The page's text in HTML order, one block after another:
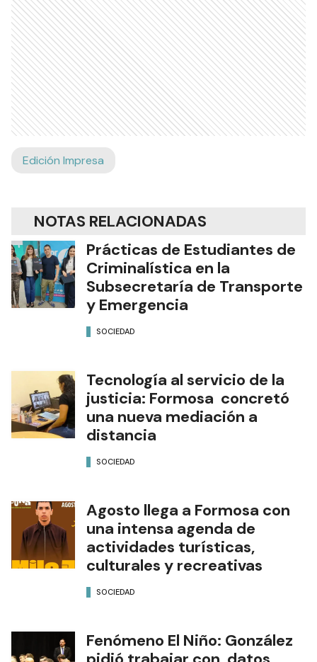
Edición Impresa
NOTAS RELACIONADAS
Prácticas de Estudiantes de
Criminalística en la
Subsecretaría de Transporte
y Emergencia
SOCIEDAD
Tecnología al servicio de la
justicia: Formosa concretó
una nueva mediación a
distancia
SOCIEDAD
Agosto llega a Formosa con
una intensa agenda de
actividades turísticas,
culturales y recreativas
SOCIEDAD
Fenómeno El Niño: González